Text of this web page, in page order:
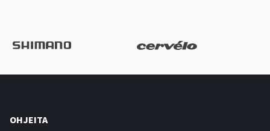
OHJEITA